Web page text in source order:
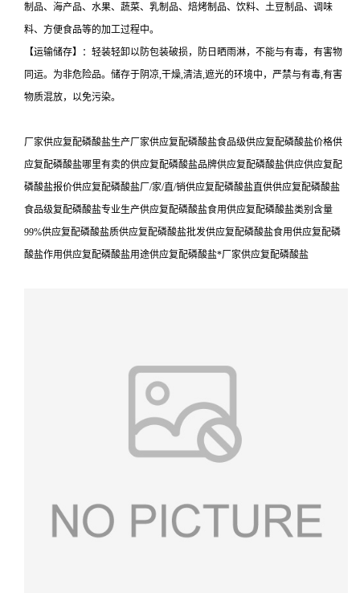
制品、海产品、水果、蔬菜、乳制品、焙烤制品、饮料、土豆制品、调味
料、方便食品等的加工过程中。
【运输储存】：轻装轻卸以防包装破损，防日晒雨淋，不能与有毒，有害物
同运。为非危险品。储存于阴凉,干燥,清洁,遮光的环境中，严禁与有毒,有害
物质混放，以免污染。
厂家供应复配磷酸盐生产厂家供应复配磷酸盐食品级供应复配磷酸盐价格供
应复配磷酸盐哪里有卖的供应复配磷酸盐品牌供应复配磷酸盐供应供应复配
磷酸盐报价供应复配磷酸盐厂/家/直/销供应复配磷酸盐直供供应复配磷酸盐
食品级复配磷酸盐专业生产供应复配磷酸盐食用供应复配磷酸盐类别含量
99%供应复配磷酸盐质供应复配磷酸盐批发供应复配磷酸盐食用供应复配磷
酸盐作用供应复配磷酸盐用途供应复配磷酸盐*厂家供应复配磷酸盐